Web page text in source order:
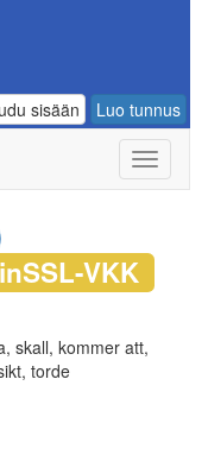
sisään Luo tunnus
VKK
skall, kommer att,
torde